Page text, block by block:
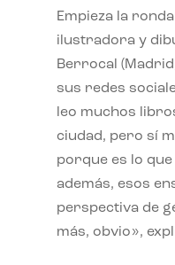
Empieza la
ilustradora y
Berrocal
sus redes
leo muchos
ciudad, pero sí
porque es lo que
además, esos
perspectiva de
más, obvio»,